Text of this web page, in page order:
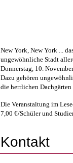
New York, New York ...
ungewöhnliche Stadt
Donnerstag, 10.
Dazu gehören
die herrlichen
Die Veranstaltung im
7,00 €/Schüler und
Kontakt